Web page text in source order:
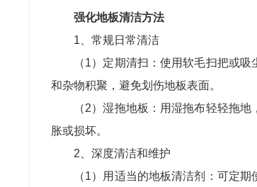
强化地板清洁方法
1、常规日常清洁
（1）定期清扫：使用软毛扫把或
和杂物积聚，避免划伤地板表面。
（2）湿拖地板：用湿拖布轻轻拖地
胀或损坏。
2、深度清洁和维护
（1）用适当的地板清洁剂：可定